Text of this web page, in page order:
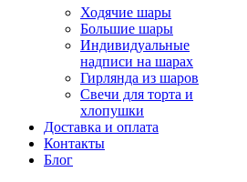
Ходячие шары
Большие шары
Индивидуальные
надписи на шарах
Гирлянда из шаров
Свечи для торта и
хлопушки
Доставка и оплата
Контакты
Блог